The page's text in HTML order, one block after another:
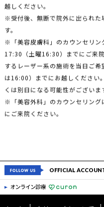
越しください。
※受付後、無断で院外に出られた
す。
※「美容皮膚科」のカウンセリ
17:30（土曜16:30）までにご来
するレーザー系の施術を当日ご
は16:00）までにお越しください
くは別日になる可能性がございま
※「美容外科」のカウンセリン
にご来院ください。
OFFICIAL